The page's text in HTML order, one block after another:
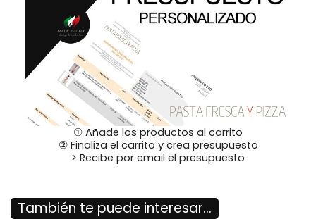
① Añade los productos al carrito
② Finaliza el carrito y crea presupuesto
> Recibe por email el presupuesto
También te puede interesar...